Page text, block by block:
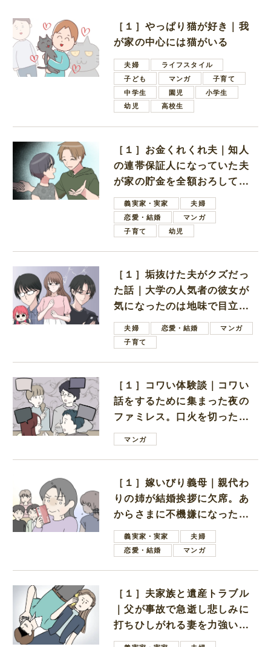
［１］やっぱり猫が好き｜我
が家の中心には猫がいる
夫婦
ライフスタイル
子ども
マンガ
子育て
中学生
園児
小学生
幼児
高校生
［１］お金くれくれ夫｜知人
の連帯保証人になっていた夫
が家の貯金を全額おろしてほ
しいと言ってきた
義実家・実家
夫婦
恋愛・結婚
マンガ
子育て
幼児
［１］垢抜けた夫がクズだっ
た話｜大学の人気者の彼女が
気になったのは地味で目立た
ない男子学生
夫婦 恋愛・結婚
マンガ
子育て
［１］コワい体験談｜コワい
話をするために集まった夜の
ファミレス。口火を切ったの
は電車好きの男の子ママ
マンガ
［１］嫁いびり義母｜親代わ
りの姉が結婚挨拶に欠席。あ
からさまに不機嫌になった義
母義実家・実家
夫婦
恋愛・結婚
マンガ
［１］夫家族と遺産トラブル
｜父が事故で急逝し悲しみに
打ちひしがれる妻を力強い言
葉で励ます夫